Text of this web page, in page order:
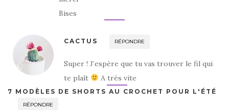
Bises
CACTUS RÉPONDRE
Super ! J’espère que tu vas trouver le fil qui
te plaît
A très vite
7 MODÈLES DE SHORTS AU CROCHET POUR L'ÉTÉ
RÉPONDRE